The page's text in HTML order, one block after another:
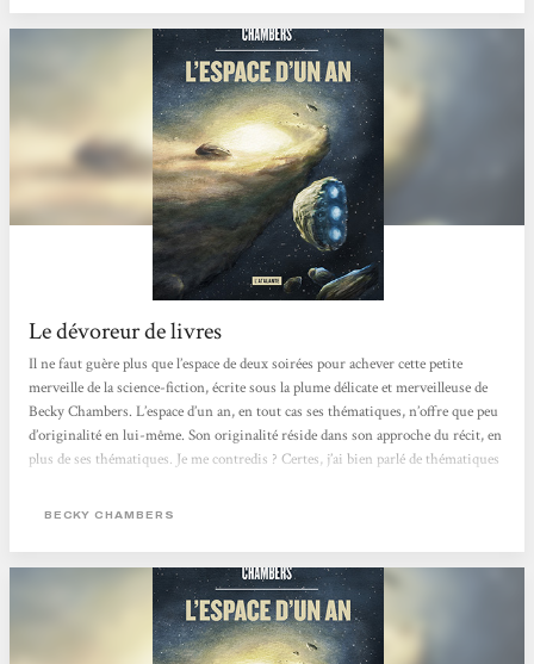
Le dévoreur de livres
Il ne faut guère plus que l’espace de deux soirées pour achever cette petite
merveille de la science-fiction, écrite sous la plume délicate et merveilleuse de
Becky Chambers. L’espace d’un an, en tout cas ses thématiques, n’offre que peu
d’originalité en lui-même. Son originalité réside dans son approche du récit, en
plus de ses thématiques. Je me contredis ? Certes, j’ai bien parlé de thématiques
c’est assez magistral d’aborder autant de thèmes différents...
BECKY CHAMBERS